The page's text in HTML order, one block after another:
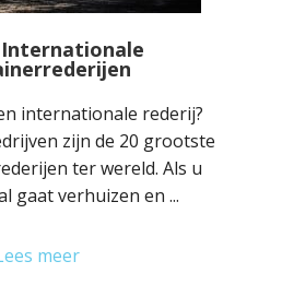
Internationale
internationale rederij?
zijn de 20 grootste
ter wereld. Als u
gaat verhuizen en ...
meer